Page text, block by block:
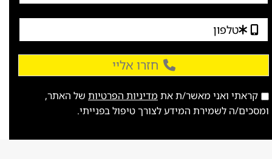
חזרו אליי
קראתי ואני מאשר/ת את מדיניות הפרטיות של האתר,
ומסכים/ה לשמירת המידע לצורך טיפול בפנייתי.